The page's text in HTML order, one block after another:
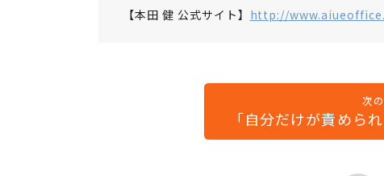
【本田 健 公式サイト】 http://
次
「自分だけが責め